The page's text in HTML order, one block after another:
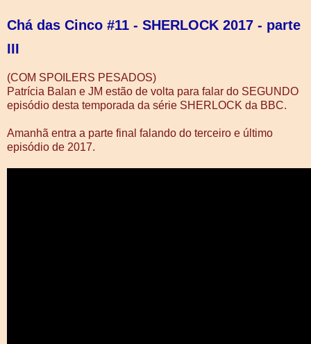
Chá das Cinco #11 - SHERLOCK 2017 - parte
III
(COM SPOILERS PESADOS)
Patrícia Balan e JM estão de volta para falar do SEGUNDO
episódio desta temporada da série SHERLOCK da BBC.
Amanhã entra a parte final falando do terceiro e último
episódio de 2017.